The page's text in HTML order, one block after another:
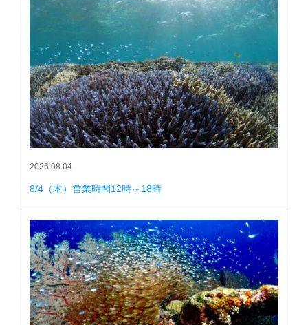
2026.08.04
8/4（木）営業時間12時～18時